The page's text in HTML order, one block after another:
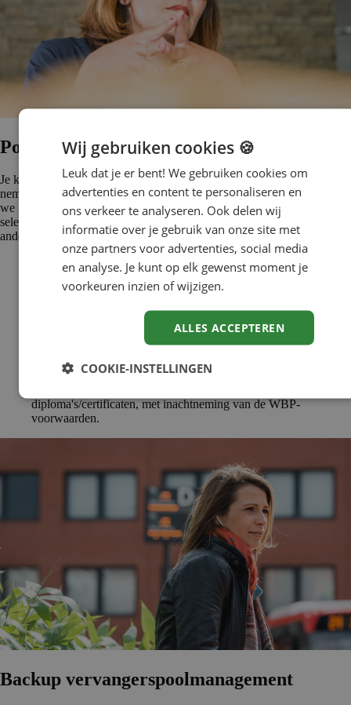
Poolbeheer en werving & selectie
Je kunt er ook voor kiezen om medewerkers direct zelf in dienst te
nemen. Driessen verzorgt de werving en selectie. Daarbij betrekken
we graag een HRM-/lijnmedewerker van jouw organisatie bij het
selectieproces. Onze werving- en selectieactiviteiten omvatten onder
andere:
Werving van leerkrachten via ons uitgebreide netwerk en diverse
Grondige screening op bevoegdheid, bekwaamheid, flexibiliteit,
Selectiegesprekken door ervaren recruiters van Driessen.
Mogelijkheid tot het organiseren van selectie-evenementen of
speeddate-sessies op locatie voor meerdere kandidaten.
Benaderen van referenties.
Verzamelen van benodigde documenten voor
diploma's/certificaten, met inachtneming van de WBP-
voorwaarden.
Backup vervanger­s­pool­ma­na­ge­ment
Wij gebruiken cookies 🍪
Leuk dat je er bent! We gebruiken cookies om
advertenties en content te personaliseren en
ons verkeer te analyseren. Ook delen wij
informatie over je gebruik van onze site met
onze partners voor advertenties, social media
en analyse. Je kunt op elk gewenst moment je
voorkeuren inzien of wijzigen.
ALLES ACCEPTEREN
COOKIE-INSTELLINGEN